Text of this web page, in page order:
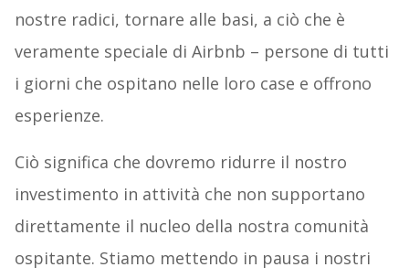
nostre radici, tornare alle basi, a ciò che è
veramente speciale di Airbnb – persone di tutti
i giorni che ospitano nelle loro case e offrono
esperienze.
Ciò significa che dovremo ridurre il nostro
investimento in attività che non supportano
direttamente il nucleo della nostra comunità
ospitante. Stiamo mettendo in pausa i nostri